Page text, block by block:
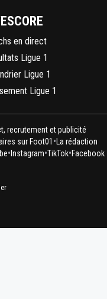
en direct
Ligue 1
Ligue 1
Ligue 1
recrutement et publicité
sur Foot01 •La rédaction
• Instagram•TikTok•Facebook